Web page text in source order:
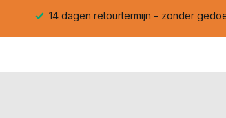
14 dagen retourtermijn – zonder